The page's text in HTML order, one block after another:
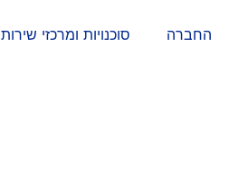
החברה סוכנויות ומרכזי שירות